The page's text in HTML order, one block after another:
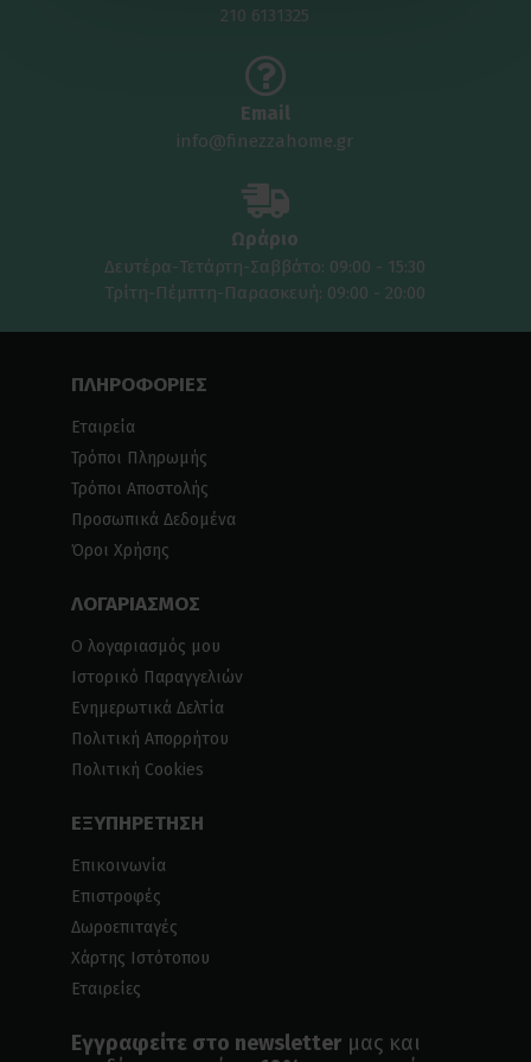
210 6131325
Email
info@finezzahome.gr
Ωράριο
Δευτέρα-Τετάρτη-Σαββάτο: 09:00 - 15:30
Τρίτη-Πέμπτη-Παρασκευή: 09:00 - 20:00
ΠΛΗΡΟΦΟΡΙΕΣ
Εταιρεία
Τρόποι Πληρωμής
Τρόποι Αποστολής
Προσωπικά Δεδομένα
Όροι Χρήσης
ΛΟΓΑΡΙΑΣΜΟΣ
Ο λογαριασμός μου
Ιστορικό Παραγγελιών
Ενημερωτικά Δελτία
Πολιτική Απορρήτου
Πολιτική Cookies
ΕΞΥΠΗΡΕΤΗΣΗ
Επικοινωνία
Επιστροφές
Δωροεπιταγές
Χάρτης Ιστότοπου
Εταιρείες
Εγγραφείτε στο newsletter μας και